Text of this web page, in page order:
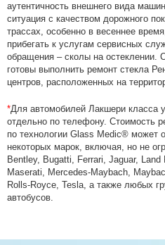
аутентичность внешнего вида
ситуация с качеством дорожного
трассах, особенно в весеннее
прибегать к услугам сервисных
обращения – сколы на остеклении.
готовы выполнить ремонт стекла
центров, расположенных на
*Для автомобилей Лакшери класса
отдельно по телефону. Стоимость
по технологии Glass Medic® может
некоторых марок, включая, но не
Bentley, Bugatti, Ferrari, Jaguar,
Maserati, Mercedes-Maybach,
Rolls-Royсe, Tesla, а также любых
автобусов.